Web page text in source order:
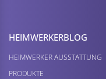
HEIMWERKER­BLOG
HEIMWERKER AUSSTATTUNG
PRODUKTE